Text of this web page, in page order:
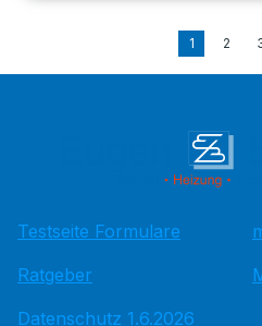
1 2
Testseite Formulare
Ratgeber
Datenschutz 1.6.2026